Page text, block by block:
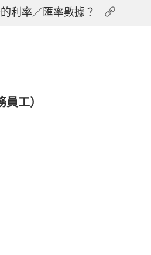
利率／匯率數據？
工）